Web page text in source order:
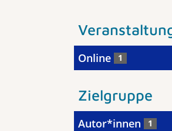
Online 1
Zielgruppe
Autor*innen 1